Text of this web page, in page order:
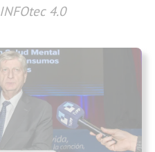
INFOtec 4.0